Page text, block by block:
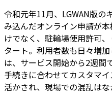
令和元年11月、LGWAN版の
み込んだオンライン申請が
けでなく、駐輪場使用許可
タート。利用者数も日々増
は、サービス開始から2週間
手続きに合わせてカスタマ
活かされ、現場での混乱はな